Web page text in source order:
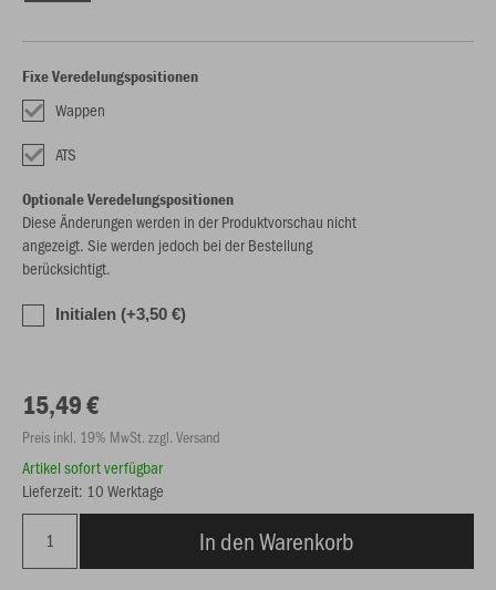
Fixe Veredelungspositionen
Wappen
ATS
Optionale Veredelungspositionen
Diese Änderungen werden in der Produktvorschau nicht
angezeigt. Sie werden jedoch bei der Bestellung
berücksichtigt.
Initialen (+3,50 €)
15,49 €
Preis inkl. 19% MwSt. zzgl. Versand
Artikel sofort verfügbar
Lieferzeit: 10 Werktage
In den Warenkorb